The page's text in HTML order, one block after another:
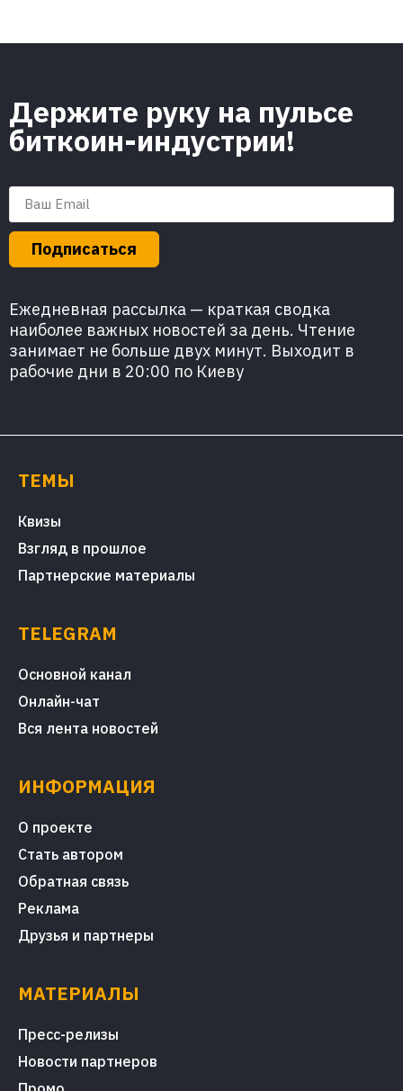
Держите руку на пульсе
биткоин-индустрии!
Подписаться
Ежедневная рассылка — краткая сводка
наиболее важных новостей за день. Чтение
занимает не больше двух минут. Выходит в
рабочие дни в 20:00 по Киеву
ТЕМЫ
Квизы
Взгляд в прошлое
Партнерские материалы
TELEGRAM
Основной канал
Онлайн-чат
Вся лента новостей
ИНФОРМАЦИЯ
О проекте
Стать автором
Обратная связь
Реклама
Друзья и партнеры
МАТЕРИАЛЫ
Пресс-релизы
Новости партнеров